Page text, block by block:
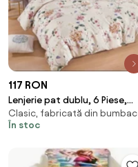
117 RON
Lenjerie pat dublu, 6 Piese,
Finet Premium
Clasic, fabricată din bumbac
În stoc